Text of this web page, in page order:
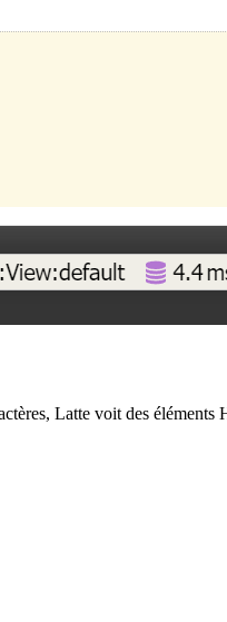
Latte voit des